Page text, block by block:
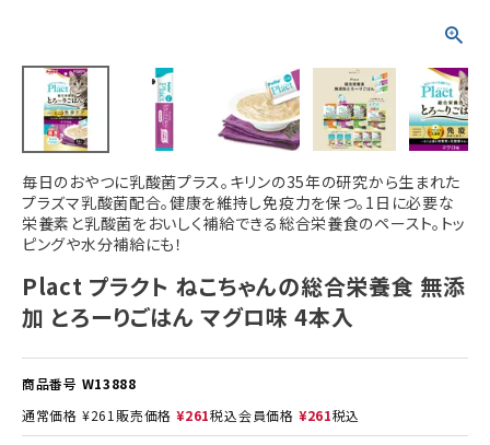
毎日のおやつに乳酸菌プラス。キリンの35年の研究から生まれた
プラズマ乳酸菌配合。健康を維持し免疫力を保つ。1日に必要な
栄養素と乳酸菌をおいしく補給できる総合栄養食のペースト。トッ
ピングや水分補給にも！
Plact プラクト ねこちゃんの総合栄養食 無添
加 とろーりごはん マグロ味 4本入
商品番号 W13888
通常価格 ¥261 販売価格 ¥261税込会員価格 ¥261税込